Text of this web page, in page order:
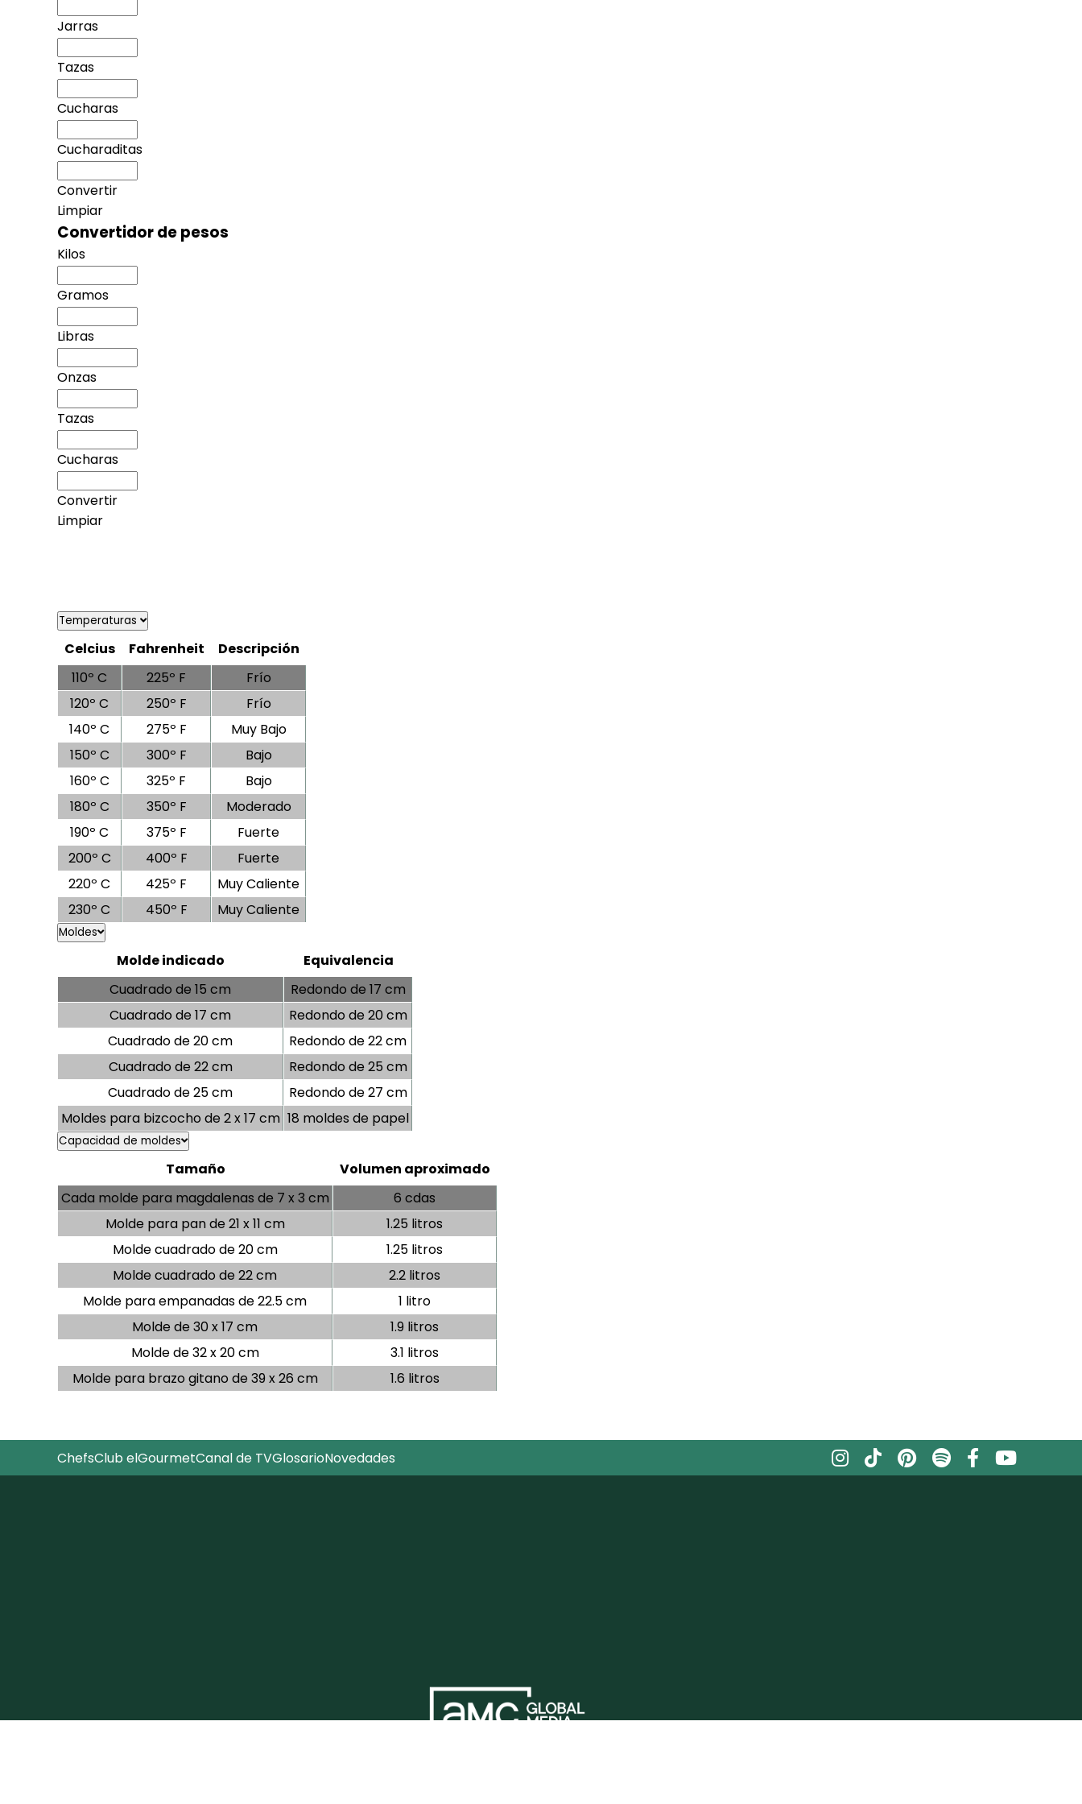
Jarras
Tazas
Cucharas
Cucharaditas
Convertir
Limpiar
Convertidor de pesos
Kilos
Gramos
Libras
Onzas
Tazas
Cucharas
Convertir
Limpiar
Temperaturas
Celcius Fahrenheit
Descripción
110º C
225º F
Frío
120º C
250º F
Frío
140º C
275º F
Muy Bajo
150º C
300º F
Bajo
160º C
325º F
Bajo
180º C
350º F
Moderado
190º C
375º F
Fuerte
200º C
400º F
Fuerte
220º C
425º F
Muy Caliente
230º C
450º F Muy Caliente
Moldes
Molde indicado
Equivalencia
Cuadrado de 15 cm
Redondo de 17 cm
Cuadrado de 17 cm
Redondo de 20 cm
Cuadrado de 20 cm
Redondo de 22 cm
Cuadrado de 22 cm
Redondo de 25 cm
Cuadrado de 25 cm
Redondo de 27 cm
Moldes para bizcocho de 2 x 17 cm 18 moldes de papel
Capacidad de moldes
Tamaño
Volumen aproximado
Cada molde para magdalenas de 7 x 3 cm
6 cdas
Molde para pan de 21 x 11 cm
1.25 litros
Molde cuadrado de 20 cm
1.25 litros
Molde cuadrado de 22 cm
2.2 litros
Molde para empanadas de 22.5 cm
1 litro
Molde de 30 x 17 cm
1.9 litros
Molde de 32 x 20 cm
3.1 litros
Molde para brazo gitano de 39 x 26 cm
1.6 litros
ChefsClub elGourmetCanal de TVGlosarioNovedades